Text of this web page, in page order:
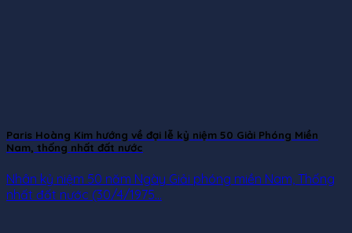
Paris Hoàng Kim hướng về đại lễ kỷ niệm 50 Giải Phóng Miền
Nam, thống nhất đất nước
Nhân kỷ niệm 50 năm Ngày Giải phóng miền Nam, Thống
nhất đất nước (30/4/1975...